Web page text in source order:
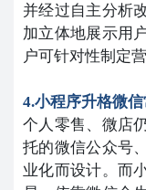
并经过自主分析
加立体地展示用
户可针对性制定
4.小程序升格微
个人零售、微店
托的微信公众号
业化而设计。而